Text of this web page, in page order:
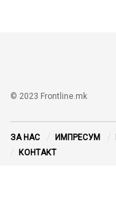
© 2023 Frontline.mk
ЗА НАС ИМПРЕСУМ
КОНТАКТ